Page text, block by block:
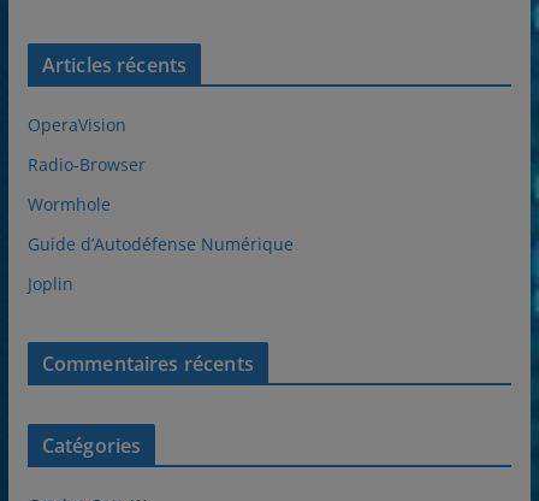
Articles récents
OperaVision
Radio-Browser
Wormhole
Guide d’Autodéfense Numérique
Joplin
Commentaires récents
Catégories